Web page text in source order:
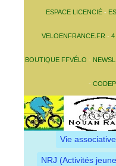
ESPACE LICENCIÉ-
VELOENFRANCE.FR - 4
BOUTIQUE FFVÉLO -
-
Vie associative
NRJ (Activités